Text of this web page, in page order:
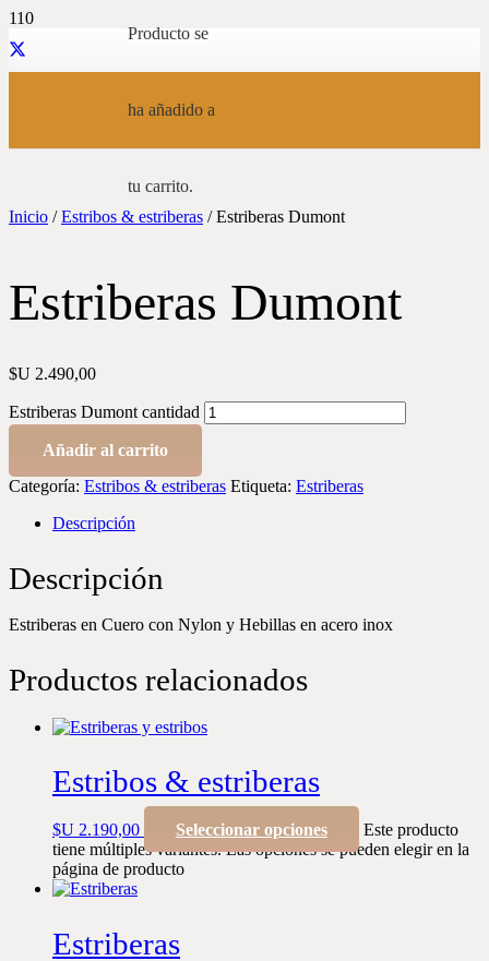
Producto se
ha añadido a
tu carrito.
Inicio /Estribos & estriberas / Estriberas Dumont
Estriberas Dumont
$U 2.490,00
Estriberas Dumont cantidad
Añadir al carrito
Categoría: Estribos & estriberas Etiqueta: Estriberas
Descripción
Descripción
Estriberas en Cuero con Nylon y Hebillas en acero inox
Productos relacionados
Estribos & estriberas
$U 2.190,00 Seleccionar opciones
Este producto
tiene múltiples variantes. Las opciones se pueden elegir en la
página de producto
Estriberas